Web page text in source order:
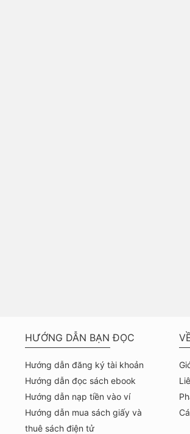
HƯỚNG DẪN BẠN ĐỌC
Hướng dẫn đăng ký tài khoản
Hướng dẫn đọc sách ebook
Hướng dẫn nạp tiền vào ví
Hướng dẫn mua sách giấy và
thuê sách điện tử